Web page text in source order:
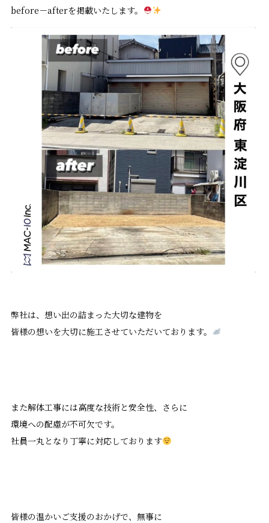
before－afterを掲載いたします。
弊社は、想い出の詰まった大切な建物を
皆様の想いを大切に施工させていただいております。
また解体工事には高度な技術と安全性、さらに
環境への配慮が不可欠です。
社員一丸となり丁寧に対応しております
皆様の温かいご支援のおかげで、無事に